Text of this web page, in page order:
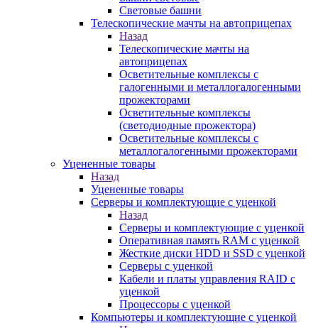
Световые башни
Телескопические мачты на автоприцепах
Назад
Телескопические мачты на
автоприцепах
Осветительные комплексы с
галогенными и металлогалогенными
прожекторами
Осветительные комплексы
(светодиодные прожектора)
Осветительные комплексы с
металлогалогенными прожекторами
Уцененные товары
Назад
Уцененные товары
Серверы и комплектующие с уценкой
Назад
Серверы и комплектующие с уценкой
Оперативная память RAM с уценкой
Жесткие диски HDD и SSD с уценкой
Серверы с уценкой
Кабели и платы управления RAID с
уценкой
Процессоры с уценкой
Компьютеры и комплектующие с уценкой